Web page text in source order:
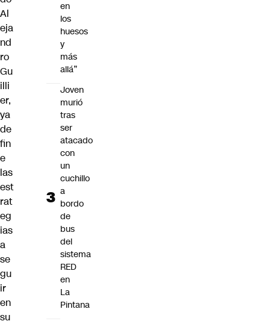
Al
eja
nd
ro
Gu
illi
er,
ya
de
fin
e
las
est
rat
eg
ias
a
se
gu
ir
en
su
en
los
huesos
y
más
allá”
Joven
murió
tras
ser
atacado
con
un
cuchillo
a
bordo
de
bus
del
sistema
RED
en
La
Pintana